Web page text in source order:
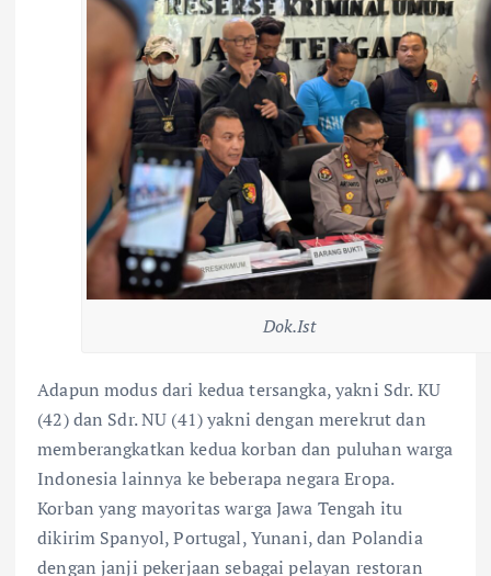
Dok.Ist
Adapun modus dari kedua tersangka, yakni Sdr. KU
(42) dan Sdr. NU (41) yakni dengan merekrut dan
memberangkatkan kedua korban dan puluhan warga
Indonesia lainnya ke beberapa negara Eropa.
Korban yang mayoritas warga Jawa Tengah itu
dikirim Spanyol, Portugal, Yunani, dan Polandia
dengan janji pekerjaan sebagai pelayan restoran